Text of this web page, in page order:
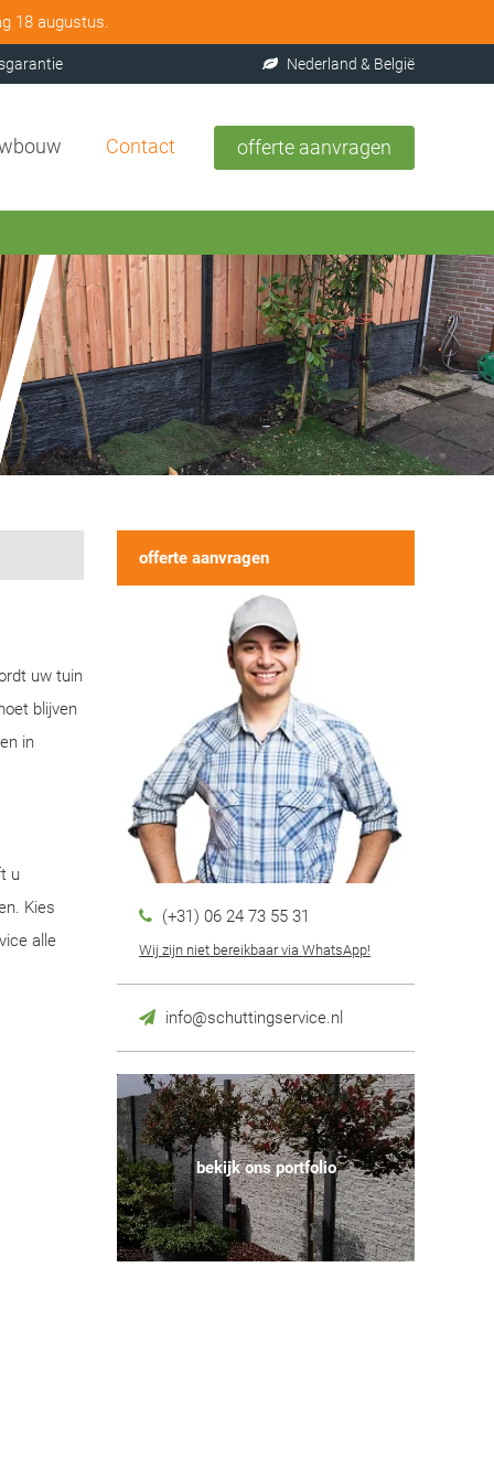
18 augustus.
Nederland & België
Contact offerte aanvragen
uw tuin
blijven
in
u
Kies
alle
offerte aanvragen
(+31) 06 24 73 55 31
Wij zijn niet bereikbaar via WhatsApp!
info@schuttingservice.nl
bekijk ons portfolio